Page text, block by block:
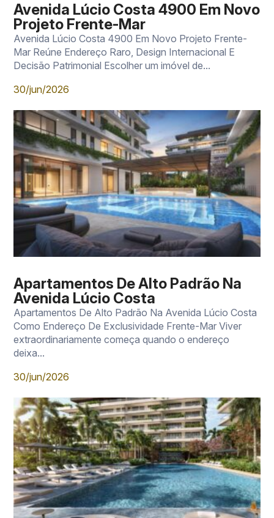
Avenida Lúcio Costa 4900 Em Novo
Projeto Frente-Mar
Avenida Lúcio Costa 4900 Em Novo Projeto Frente-
Mar Reúne Endereço Raro, Design Internacional E
Decisão Patrimonial Escolher um imóvel de...
30/jun/2026
Apartamentos De Alto Padrão Na
Avenida Lúcio Costa
Apartamentos De Alto Padrão Na Avenida Lúcio Costa
Como Endereço De Exclusividade Frente-Mar Viver
extraordinariamente começa quando o endereço
deixa...
30/jun/2026